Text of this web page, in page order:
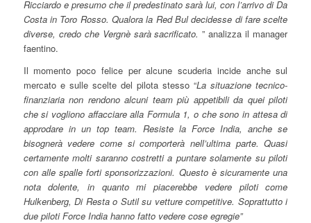
Ricciardo e presumo che il predestinato sarà lui, con l’arrivo di Da
Costa in Toro Rosso. Qualora la Red Bul decidesse di fare scelte
diverse, credo che Vergnè sarà sacrificato.” analizza il manager
faentino.
Il momento poco felice per alcune scuderia incide anche sul
mercato e sulle scelte del pilota stesso “La situazione tecnico-
finanziaria non rendono alcuni team più appetibili da quei piloti
che si vogliono affacciare alla Formula 1, o che sono in attesa di
approdare in un top team. Resiste la Force India, anche se
bisognerà vedere come si comporterà nell’ultima parte. Quasi
certamente molti saranno costretti a puntare solamente su piloti
con alle spalle forti sponsorizzazioni. Questo è sicuramente una
nota dolente, in quanto mi piacerebbe vedere piloti come
Hulkenberg, Di Resta o Sutil su vetture competitive. Soprattutto i
due piloti Force India hanno fatto vedere cose egregie”